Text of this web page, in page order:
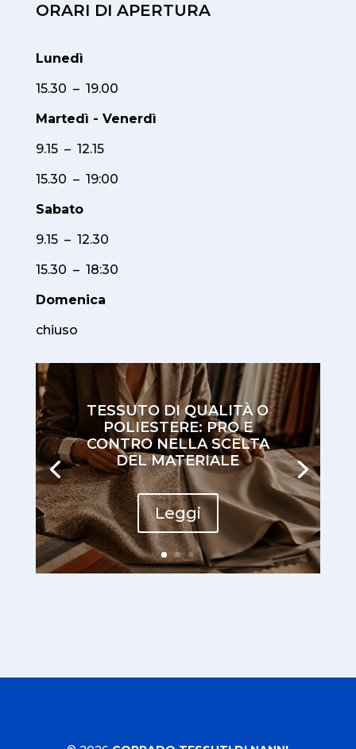
ORARI DI APERTURA
Lunedì
15.30 – 19.00
Martedì - Venerdì
9.15 – 12.15
15.30 – 19:00
Sabato
9.15 – 12.30
15.30 – 18:30
Domenica
chiuso
TESSUTO DI QUALITÀ O
POLIESTERE: PRO E
CONTRO NELLA SCELTA
DEL MATERIALE
Leggi